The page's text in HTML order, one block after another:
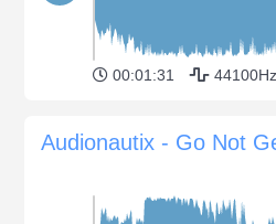
00:01:31 44100Hz
Audionautix - Go Not